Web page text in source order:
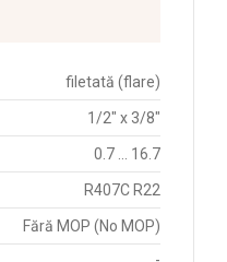
filetată (flare)
1/2" x 3/8"
0.7 ... 16.7
R407C R22
Fără MOP (No MOP)